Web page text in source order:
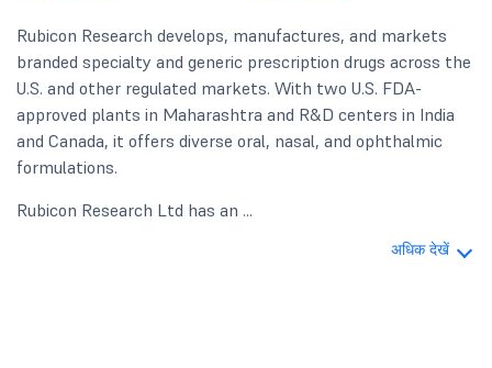
Rubicon Research develops, manufactures, and markets
branded specialty and generic prescription drugs across the
U.S. and other regulated markets. With two U.S. FDA-
approved plants in Maharashtra and R&D centers in India
and Canada, it offers diverse oral, nasal, and ophthalmic
formulations.
Rubicon Research Ltd has an ...
अधिक देखें